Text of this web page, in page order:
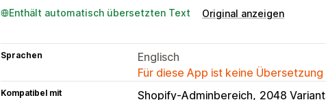
Enthält automatisch übersetzten Text Original anzeigen
Sprachen
Englisch
Für diese App ist keine
Kompatibel mit Shopify-Adminbereich 2048